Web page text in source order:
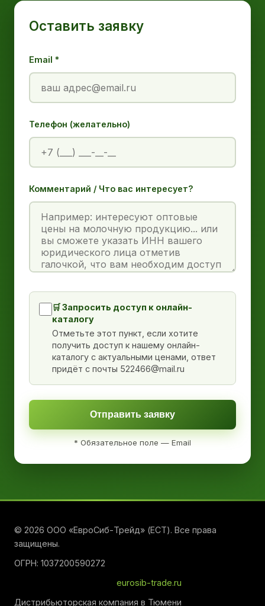
Оставить заявку
Email *
Телефон (желательно)
Комментарий / Что вас интересует?
🛒 Запросить доступ к онлайн-
каталогу
Отметьте этот пункт, если хотите
получить доступ к нашему онлайн-
каталогу с актуальными ценами, ответ
придёт с почты 522466@mail.ru
Отправить заявку
* Обязательное поле — Email
© 2026 ООО «ЕвроСиб-Трейд» (ЕСТ). Все права
защищены.
ОГРН: 1037200590272
eurosib-trade.ru
Дистрибьюторская компания в Тюмени